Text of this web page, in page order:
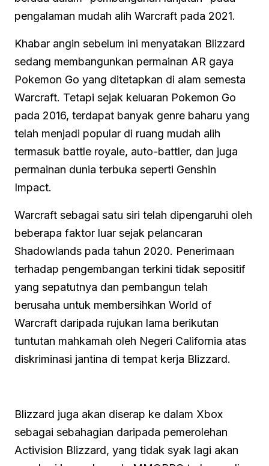
pengalaman mudah alih Warcraft pada 2021.
Khabar angin sebelum ini menyatakan Blizzard
sedang membangunkan permainan AR gaya
Pokemon Go yang ditetapkan di alam semesta
Warcraft. Tetapi sejak keluaran Pokemon Go
pada 2016, terdapat banyak genre baharu yang
telah menjadi popular di ruang mudah alih
termasuk battle royale, auto-battler, dan juga
permainan dunia terbuka seperti Genshin
Impact.
Warcraft sebagai satu siri telah dipengaruhi oleh
beberapa faktor luar sejak pelancaran
Shadowlands pada tahun 2020. Penerimaan
terhadap pengembangan terkini tidak sepositif
yang sepatutnya dan pembangun telah
berusaha untuk membersihkan World of
Warcraft daripada rujukan lama berikutan
tuntutan mahkamah oleh Negeri California atas
diskriminasi jantina di tempat kerja Blizzard.
Blizzard juga akan diserap ke dalam Xbox
sebagai sebahagian daripada pemerolehan
Activision Blizzard, yang tidak syak lagi akan